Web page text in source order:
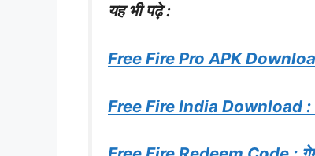
यह भी पढ़े :
Free Fire Pro APK
Free Fire India Download :